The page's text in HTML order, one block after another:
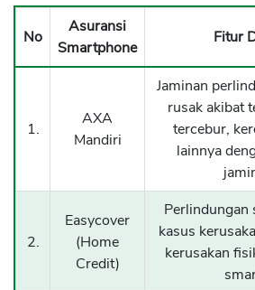
No
Asuransi
Smartphone
Fitur
1.
AXA
Mandiri
Jaminan
rusak akibat
tercebur,
lainnya
2.
Easycover
(Home
Credit)
Perlindungan
kasus
kerusakan